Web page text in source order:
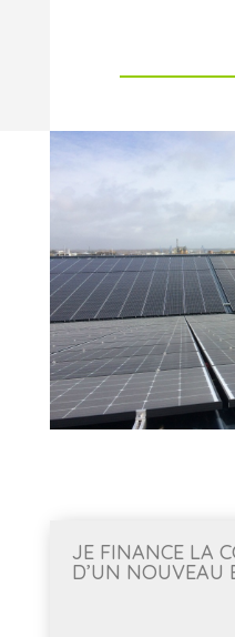
JE FINANCE LA
D’UN NOUVEAU